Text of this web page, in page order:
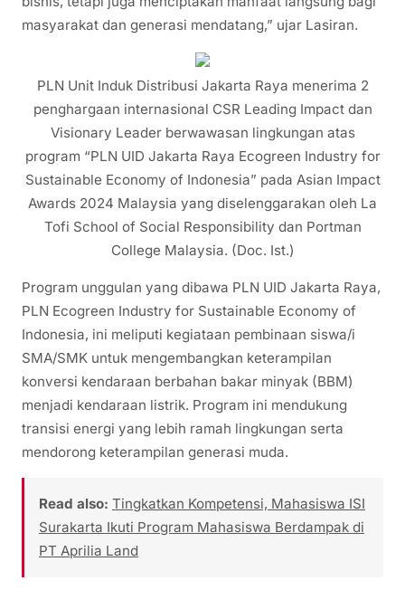
masyarakat dan generasi mendatang,” ujar Lasiran.
PLN Unit Induk Distribusi Jakarta Raya menerima 2
penghargaan internasional CSR Leading Impact dan
Visionary Leader berwawasan lingkungan atas
program “PLN UID Jakarta Raya Ecogreen Industry for
Sustainable Economy of Indonesia” pada Asian Impact
Awards 2024 Malaysia yang diselenggarakan oleh La
Tofi School of Social Responsibility dan Portman
College Malaysia. (Doc. Ist.)
Program unggulan yang dibawa PLN UID Jakarta Raya,
PLN Ecogreen Industry for Sustainable Economy of
Indonesia, ini meliputi kegiataan pembinaan siswa/i
SMA/SMK untuk mengembangkan keterampilan
konversi kendaraan berbahan bakar minyak (BBM)
menjadi kendaraan listrik. Program ini mendukung
transisi energi yang lebih ramah lingkungan serta
mendorong keterampilan generasi muda.
Read also: Tingkatkan Kompetensi, Mahasiswa ISI
Surakarta Ikuti Program Mahasiswa Berdampak di
PT Aprilia Land